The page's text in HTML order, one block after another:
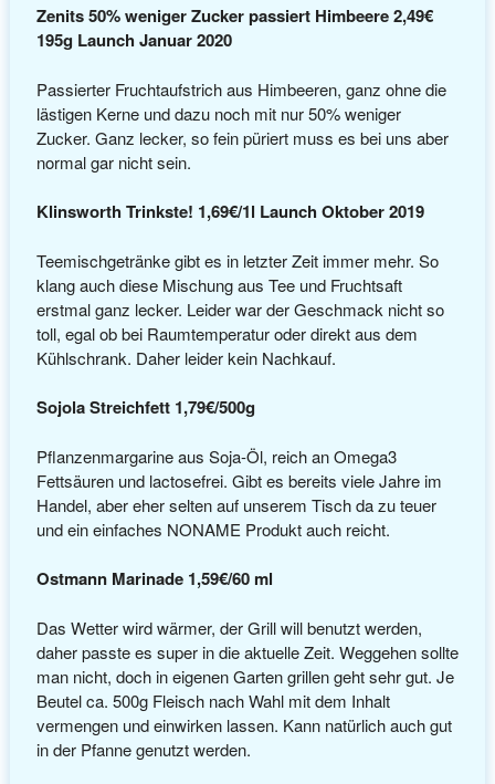
Zenits 50% weniger Zucker passiert Himbeere 2,49€
195g Launch Januar 2020
Passierter Fruchtaufstrich aus Himbeeren, ganz ohne die
lästigen Kerne und dazu noch mit nur 50% weniger
Zucker. Ganz lecker, so fein püriert muss es bei uns aber
normal gar nicht sein.
Klinsworth Trinkste! 1,69€/1l Launch Oktober 2019
Teemischgetränke gibt es in letzter Zeit immer mehr. So
klang auch diese Mischung aus Tee und Fruchtsaft
erstmal ganz lecker. Leider war der Geschmack nicht so
toll, egal ob bei Raumtemperatur oder direkt aus dem
Kühlschrank. Daher leider kein Nachkauf.
Sojola Streichfett 1,79€/500g
Pflanzenmargarine aus Soja-Öl, reich an Omega3
Fettsäuren und lactosefrei. Gibt es bereits viele Jahre im
Handel, aber eher selten auf unserem Tisch da zu teuer
und ein einfaches NONAME Produkt auch reicht.
Ostmann Marinade 1,59€/60 ml
Das Wetter wird wärmer, der Grill will benutzt werden,
daher passte es super in die aktuelle Zeit. Weggehen sollte
man nicht, doch in eigenen Garten grillen geht sehr gut. Je
Beutel ca. 500g Fleisch nach Wahl mit dem Inhalt
vermengen und einwirken lassen. Kann natürlich auch gut
in der Pfanne genutzt werden.